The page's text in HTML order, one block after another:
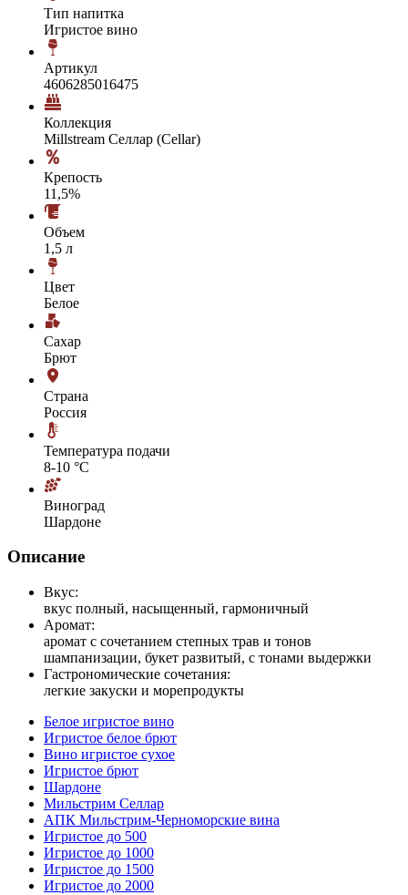
Тип напитка
Игристое вино
Артикул
4606285016475
Коллекция
Millstream Селлар (Cellar)
Крепость
11,5%
Объем
1,5 л
Цвет
Белое
Сахар
Брют
Страна
Россия
Температура подачи
8-10 °С
Виноград
Шардоне
Описание
Вкус:
вкус полный, насыщенный, гармоничный
Аромат:
аромат с сочетанием степных трав и тонов
шампанизации, букет развитый, с тонами выдержки
Гастрономические сочетания:
легкие закуски и морепродукты
Белое игристое вино
Игристое белое брют
Вино игристое сухое
Игристое брют
Шардоне
Мильстрим Селлар
АПК Мильстрим-Черноморские вина
Игристое до 500
Игристое до 1000
Игристое до 1500
Игристое до 2000